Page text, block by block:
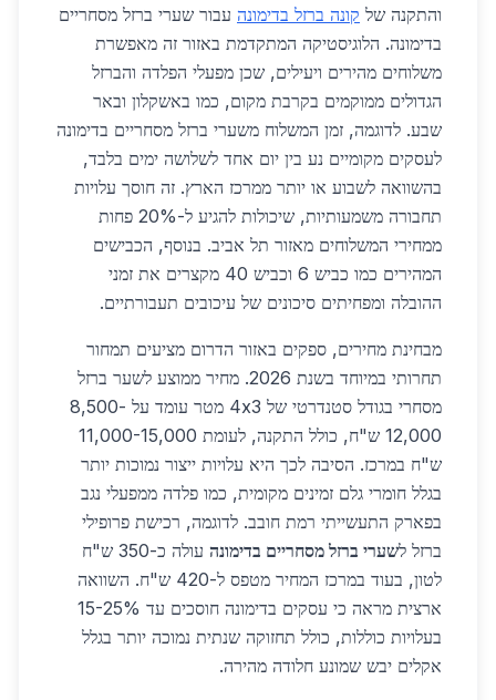
והתקנה של קונה ברזל בדימונה עבור שערי ברזל מסחריים
בדימונה. הלוגיסטיקה המתקדמת באזור זה מאפשרת
משלוחים מהירים ויעילים, שכן מפעלי הפלדה והברזל
הגדולים ממוקמים בקרבת מקום, כמו באשקלון ובאר
שבע. לדוגמה, זמן המשלוח משערי ברזל מסחריים בדימונה
לעסקים מקומיים נע בין יום אחד לשלושה ימים בלבד,
בהשוואה לשבוע או יותר ממרכז הארץ. זה חוסך עלויות
תחבורה משמעותיות, שיכולות להגיע ל-20% פחות
ממחירי המשלוחים מאזור תל אביב. בנוסף, הכבישים
המהירים כמו כביש 6 וכביש 40 מקצרים את זמני
ההובלה ומפחיתים סיכונים של עיכובים תעבורתיים.
מבחינת מחירים, ספקים באזור הדרום מציעים תמחור
תחרותי במיוחד בשנת 2026. מחיר ממוצע לשער ברזל
מסחרי בגודל סטנדרטי של 4x3 מטר עומד על 8,500-
12,000 ש"ח, כולל התקנה, לעומת 11,000-15,000
ש"ח במרכז. הסיבה לכך היא עלויות ייצור נמוכות יותר
בגלל חומרי גלם זמינים מקומית, כמו פלדה ממפעלי נגב
בפארק התעשייתי רמת חובב. לדוגמה, רכישת פרופילי
ברזל לשערי ברזל מסחריים בדימונה
עולה כ-350 ש"ח
לטון, בעוד במרכז המחיר מטפס ל-420 ש"ח. השוואה
ארצית מראה כי עסקים בדימונה חוסכים עד 15-25%
בעלויות כוללות, כולל תחזוקה שנתית נמוכה יותר בגלל
אקלים יבש שמונע חלודה מהירה.